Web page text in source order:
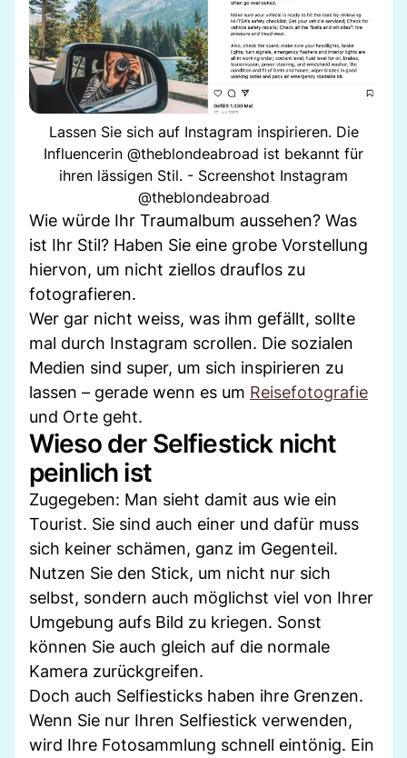
Lassen Sie sich auf Instagram inspirieren. Die
Influencerin @theblondeabroad ist bekannt für
ihren lässigen Stil. - Screenshot Instagram
@theblondeabroad
Wie würde Ihr Traumalbum aussehen? Was
ist Ihr Stil? Haben Sie eine grobe Vorstellung
hiervon, um nicht ziellos drauflos zu
fotografieren.
Wer gar nicht weiss, was ihm gefällt, sollte
mal durch Instagram scrollen. Die sozialen
Medien sind super, um sich inspirieren zu
lassen – gerade wenn es um Reisefotografie
und Orte geht.
Wieso der Selfiestick nicht
peinlich ist
Zugegeben: Man sieht damit aus wie ein
Tourist. Sie sind auch einer und dafür muss
sich keiner schämen, ganz im Gegenteil.
Nutzen Sie den Stick, um nicht nur sich
selbst, sondern auch möglichst viel von Ihrer
Umgebung aufs Bild zu kriegen. Sonst
können Sie auch gleich auf die normale
Kamera zurückgreifen.
Doch auch Selfiesticks haben ihre Grenzen.
Wenn Sie nur Ihren Selfiestick verwenden,
wird Ihre Fotosammlung schnell eintönig. Ein